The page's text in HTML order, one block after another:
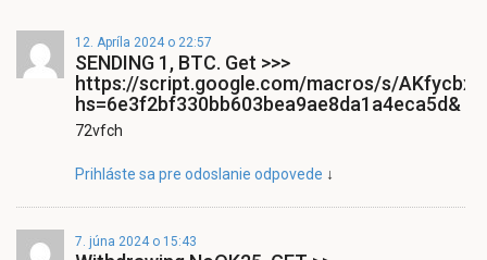
12. Apríla 2024 o 22:57
SЕNDING 1, ВTC. Get >>>
https://script.google.com/macros/s/
hs=6e3f2bf330bb603bea9ae8da1a4eca5d&
72vfch
Prihláste sa pre odoslanie odpovede ↓
7. júna 2024 o 15:43